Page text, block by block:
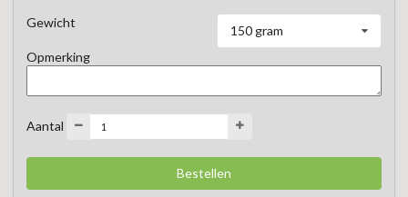
Gewicht
150 gram
Opmerking
Aantal